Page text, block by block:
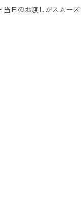
日のお渡しがスムーズ